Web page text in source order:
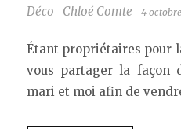
Déco - Chloé Comte - 4
Étant propriétaires pour
vous partager la façon
mari et moi afin de